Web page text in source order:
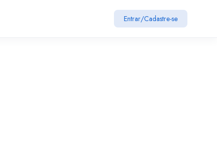
Entrar/Cadastre-se